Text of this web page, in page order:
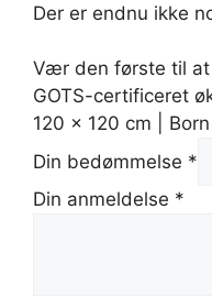
Der er endnu ikke
Vær den første til at
GOTS-certificeret
120 x 120 cm |
Din bedømmelse *
Din anmeldelse *